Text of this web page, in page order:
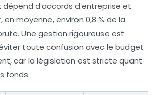
d’accords d’entreprise et
moyenne, environ 0,8 % de la
Une gestion rigoureuse est
toute confusion avec le budget
car la législation est stricte quant
fonds.